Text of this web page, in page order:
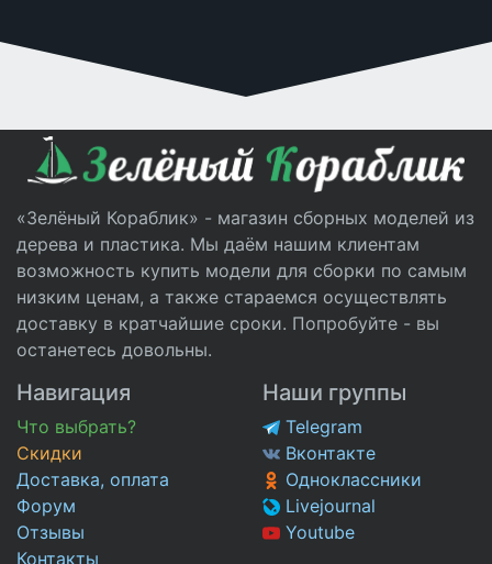
«Зелёный Кораблик» - магазин сборных моделей из
дерева и пластика. Мы даём нашим клиентам
возможность купить модели для сборки по самым
низким ценам, а также стараемся осуществлять
доставку в кратчайшие сроки. Попробуйте - вы
останетесь довольны.
Навигация
Что выбрать?
Скидки
Доставка, оплата
Форум
Отзывы
Контакты
Наши группы
Telegram
Вконтакте
Одноклассники
Livejournal
Youtube